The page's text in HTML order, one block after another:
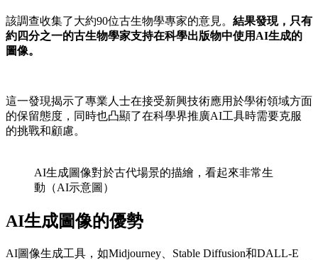
該調查收集了大約90位古生物學專家的意見。 結果發現，只有
約四分之一的古生物學家支持在科學出版物中使用AI生成的
圖像。
這一發現揭示了專業人士在接受新興技術應用於學術領域方面
的保留態度，同時也凸顯了在科學界推廣AI工具時需要克服
的挑戰和顧慮。
AI生成圖像對於古代場景的描繪，看起來非常生
動（AI示意圖）
AI生成圖像的優勢
AI圖像生成工具，如Midjourney、Stable Diffusion和DALL-E